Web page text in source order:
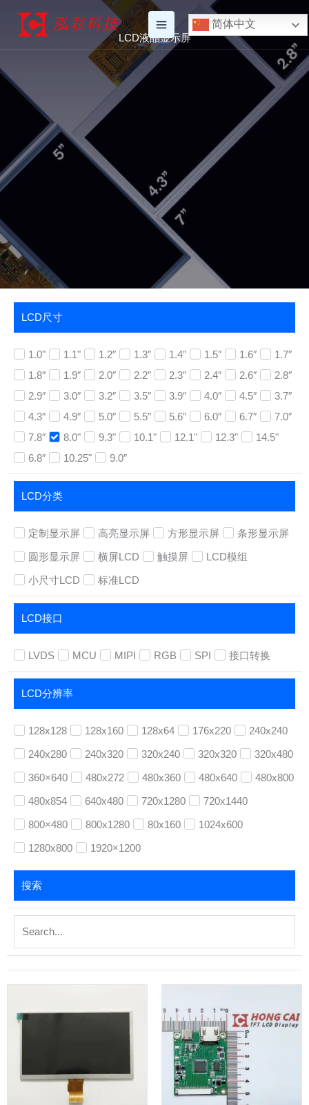
简体中文
LCD液晶显示屏
LCD尺寸
1.0" 1.1" 1.2″ 1.3″ 1.4″ 1.5″ 1.6″
1.7″
1.8″
1.9″ 2.0″ 2.2″ 2.3″ 2.4″ 2.6″
2.8″
2.9″
3.0″ 3.2″ 3.5″ 3.9″ 4.0″ 4.5″
3.7″
4.3″
4.9″ 5.0″ 5.5″ 5.6″ 6.0″ 6.7″
7.0″
7.8″
8.0" 9.3" 10.1" 12.1" 12.3"
14.5"
6.8″
10.25" 9.0″
LCD分类
定制显示屏 高亮显示屏 方形显示屏 条形显示屏
圆形显示屏 横屏LCD 触摸屏 LCD模组
小尺寸LCD 标准LCD
LCD接口
LVDS MCU MIPI RGB SPI 接口转换
LCD分辨率
128x128 128x160 128x64 176x220 240x240
240x280 240x320 320x240 320x320 320x480
360×640 480x272 480x360 480x640 480x800
480x854 640x480 720x1280 720x1440
800×480 800x1280 80x160 1024x600
1280x800 1920×1200
搜索